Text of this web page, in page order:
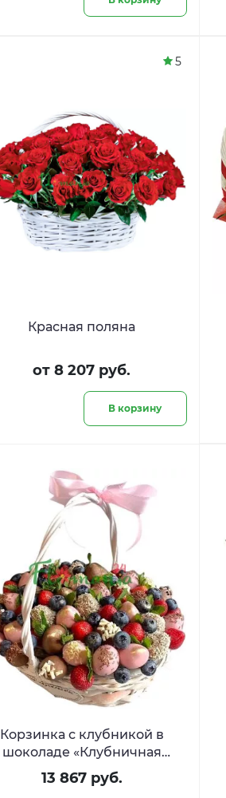
Красная поляна
от 8 207 руб.
В корзину
5
Корзинка с клубникой в
шоколаде «Клубничная
шапочка»
13 867 руб.